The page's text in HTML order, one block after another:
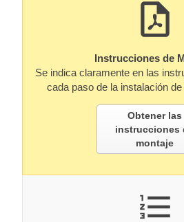
Instrucciones de
Se indica claramente en las
cada paso de la instalación
Obtener las
instrucciones
montaje